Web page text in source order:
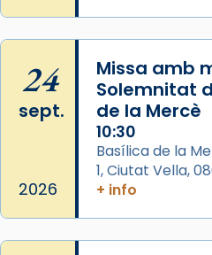
Foto
View on Facebook · Share
24
sept.
2026
Missa amb
Solemnitat
de la Mercè
10:30
Basílica de la
1, Ciutat Vella,
+ info